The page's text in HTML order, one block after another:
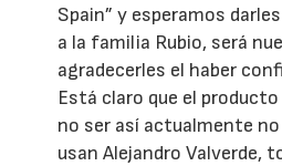
Spain” y esperamos
a la familia Rubio, será
agradecerles el haber
Está claro que el
no ser así actualmente no
usan Alejandro Valverde,